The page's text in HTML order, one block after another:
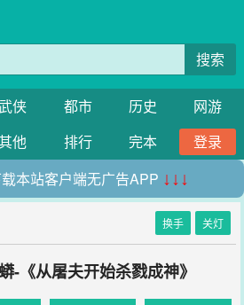
搜索
侠 都市 历史
网游
他 排行 完本
登录
本站客户端无广告APP ↓↓↓
换手 关灯
-《从屠夫开始杀戮成神》